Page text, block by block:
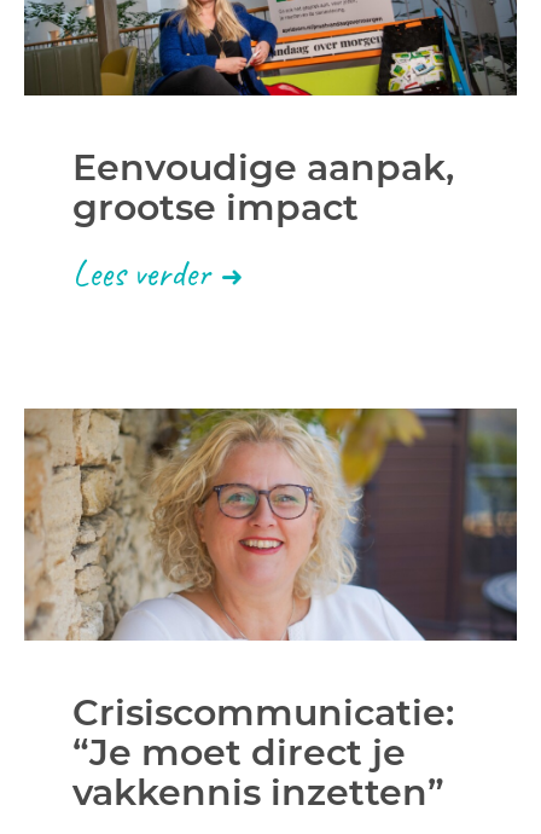
Eenvoudige aanpak,
grootse impact
Lees verder
Crisiscommunicatie:
“Je moet direct je
vakkennis inzetten”